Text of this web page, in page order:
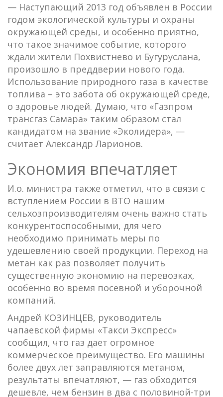
— Наступающий 2013 год объявлен в России
годом экологической культуры и охраны
окружающей среды, и особенно приятно,
что такое значимое событие, которого
ждали жители Похвистнево и Бугуруслана,
произошло в преддверии нового года.
Использование природного газа в качестве
топлива – это забота об окружающей среде,
о здоровье людей. Думаю, что «Газпром
трансгаз Самара» таким образом стал
кандидатом на звание «Эколидера», —
считает Александр Ларионов.
Экономия впечатляет
И.о. министра также отметил, что в связи с
вступлением России в ВТО нашим
сельхозпроизводителям очень важно стать
конкурентоспособными, для чего
необходимо принимать меры по
удешевлению своей продукции. Переход на
метан как раз позволяет получить
существенную экономию на перевозках,
особенно во время посевной и уборочной
компаний.
Андрей КОЗИНЦЕВ, руководитель
чапаевской фирмы «Такси Экспресс»
сообщил, что газ дает огромное
коммерческое преимущество. Его машины
более двух лет заправляются метаном,
результаты впечатляют, — газ обходится
дешевле, чем бензин в два с половиной-три